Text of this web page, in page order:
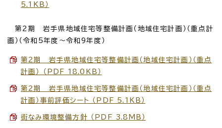
5.1KB）
第2期 岩手県地域住宅等整備計画（地域住宅計画）（重点計
画）（令和5年度～令和9年度）
第2期 岩手県地域住宅等整備計画（地域住宅計画）（重点
計画） （PDF 18.0KB）
第2期 岩手県地域住宅等整備計画（地域住宅計画）（重点
計画）事前評価シート （PDF 5.1KB）
街なみ環境整備方針 （PDF 3.8MB）